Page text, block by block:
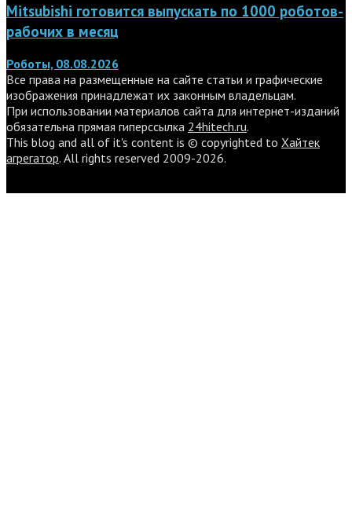
Mitsubishi готовится выпускать по 1000 роботов-
рабочих в месяц
Роботы, 08.08.2026
Все права на размещенные на сайте статьи и графические
изображения принадлежат их законным владельцам.
При использовании материалов сайта для интернет-изданий
обязательна прямая гиперссылка 24hitech.ru.
This blog and all of it's content is © copyrighted to Хайтек
агрегатор. All rights reserved 2009-2026.